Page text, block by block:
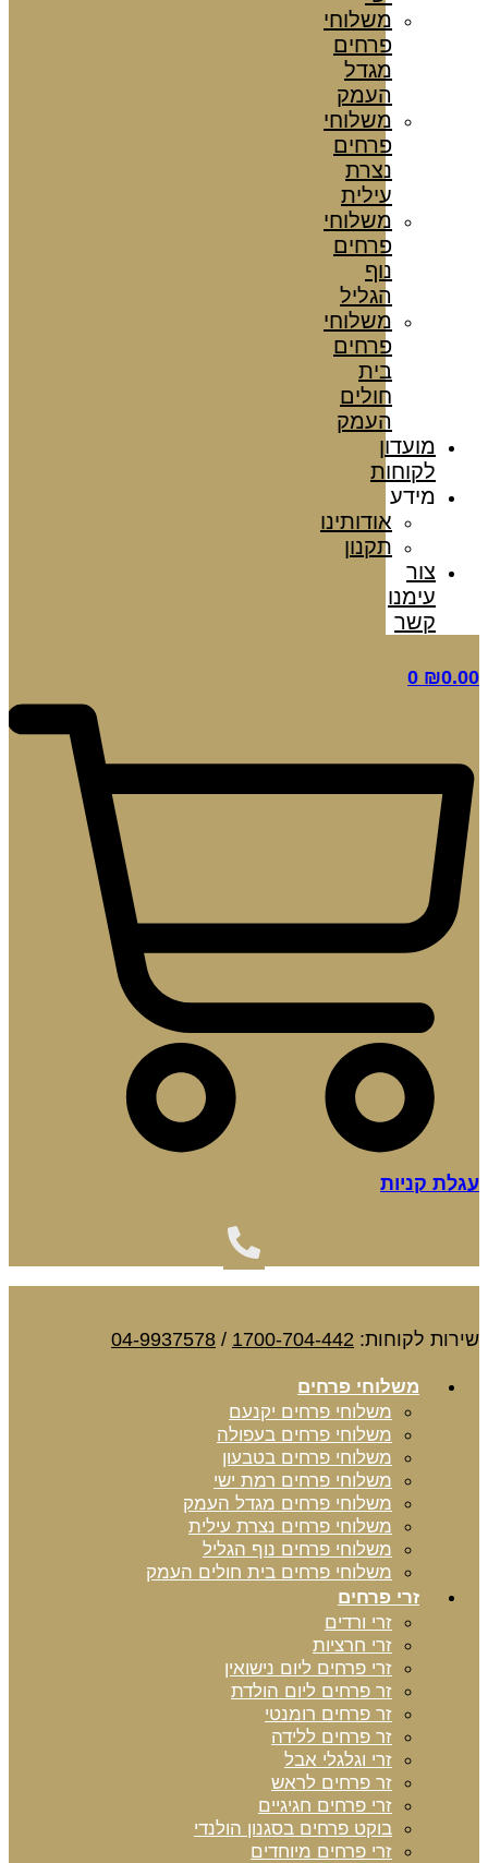
משלוחי
פרחים
מגדל
העמק
משלוחי
פרחים
נצרת
עילית
משלוחי
פרחים
נוף
הגליל
משלוחי
פרחים
בית
חולים
העמק
מועדון
לקוחות
מידע
אודותינו
תקנון
צור
עימנו
קשר
₪0.00
0
עגלת קניות
שירות לקוחות: 1700-704-442
/
04-9937578
משלוחי פרחים
משלוחי פרחים יקנעם
משלוחי פרחים בעפולה
משלוחי פרחים בטבעון
משלוחי פרחים רמת ישי
משלוחי פרחים מגדל העמק
משלוחי פרחים נצרת עילית
משלוחי פרחים נוף הגליל
משלוחי פרחים בית חולים העמק
זרי פרחים
זרי ורדים
זרי חרציות
זרי פרחים ליום נישואין
זר פרחים ליום הולדת
זר פרחים רומנטי
זר פרחים ללידה
זרי וגלגלי אבל
זר פרחים לראש
זרי פרחים חגיגיים
בוקט פרחים בסגנון הולנדי
זרי פרחים מיוחדים